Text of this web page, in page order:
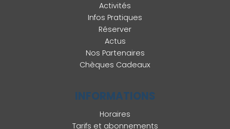
Activités
Infos Pratiques
Réserver
Actus
Nos Partenaires
Chèques Cadeaux
INFORMATIONS
Horaires
Tarifs et abonnements